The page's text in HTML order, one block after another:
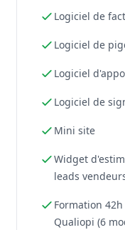
Logiciel de
Logiciel de
Logiciel
Logiciel de
Mini site
Widget
leads
Formation
Qualiopi (6